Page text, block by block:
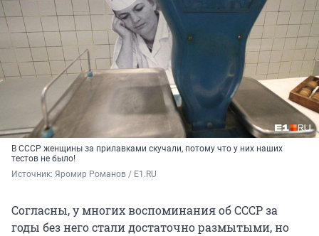
В СССР женщины за прилавками скучали, потому что у них наших
тестов не было!
Источник: Яромир Романов / E1.RU
Согласны, у многих воспоминания об СССР за
годы без него стали достаточно размытыми, но